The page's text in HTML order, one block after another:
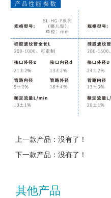
上一款产品：没有了！
下一款产品：没有了！
其他产品